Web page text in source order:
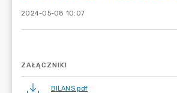
2024-05-08 10:07
ZAŁĄCZNIKI
BILANS.pdf